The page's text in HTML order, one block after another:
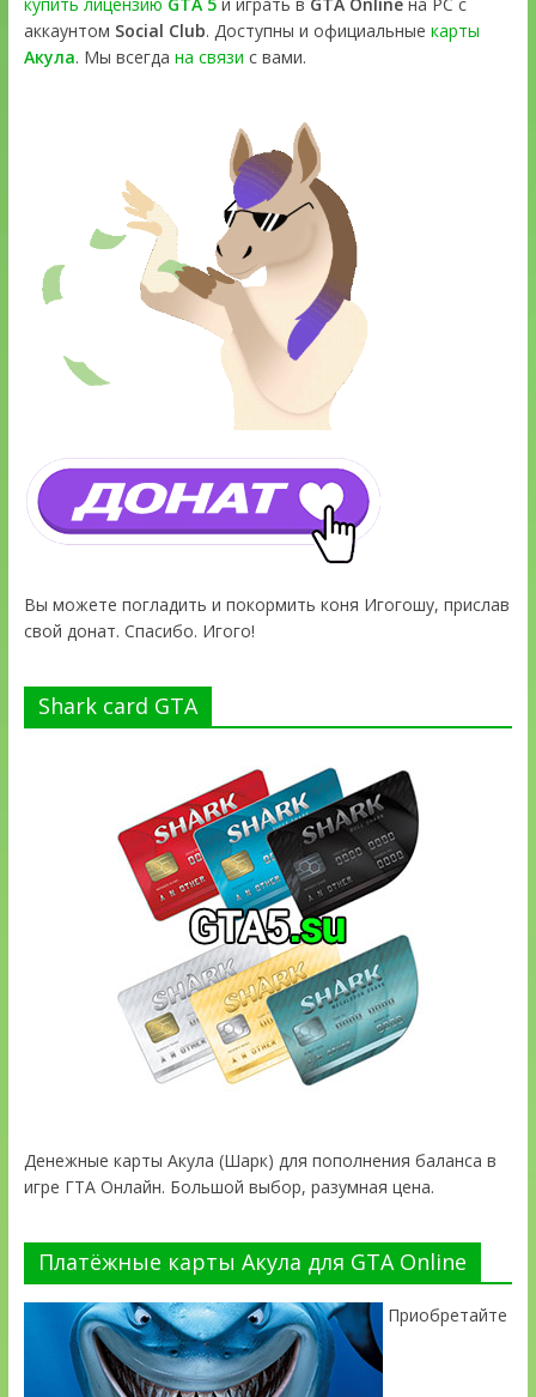
купить лицензию GTA 5и играть в GTA Onlineна PC с
аккаунтом Social Club. Доступны и официальные карты
Акула. Мы всегда на связи с вами.
Вы можете погладить и покормить коня Игогошу, прислав
свой донат. Спасибо. Игого!
Shark card GTA
Денежные карты Акула (Шарк) для пополнения баланса в
игре ГТА Онлайн. Большой выбор, разумная цена.
Платёжные карты Акула для GTA Online
Приобретайте